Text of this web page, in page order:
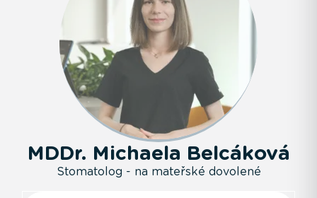
MDDr. Michaela Belcáková
Stomatolog - na mateřské dovolené